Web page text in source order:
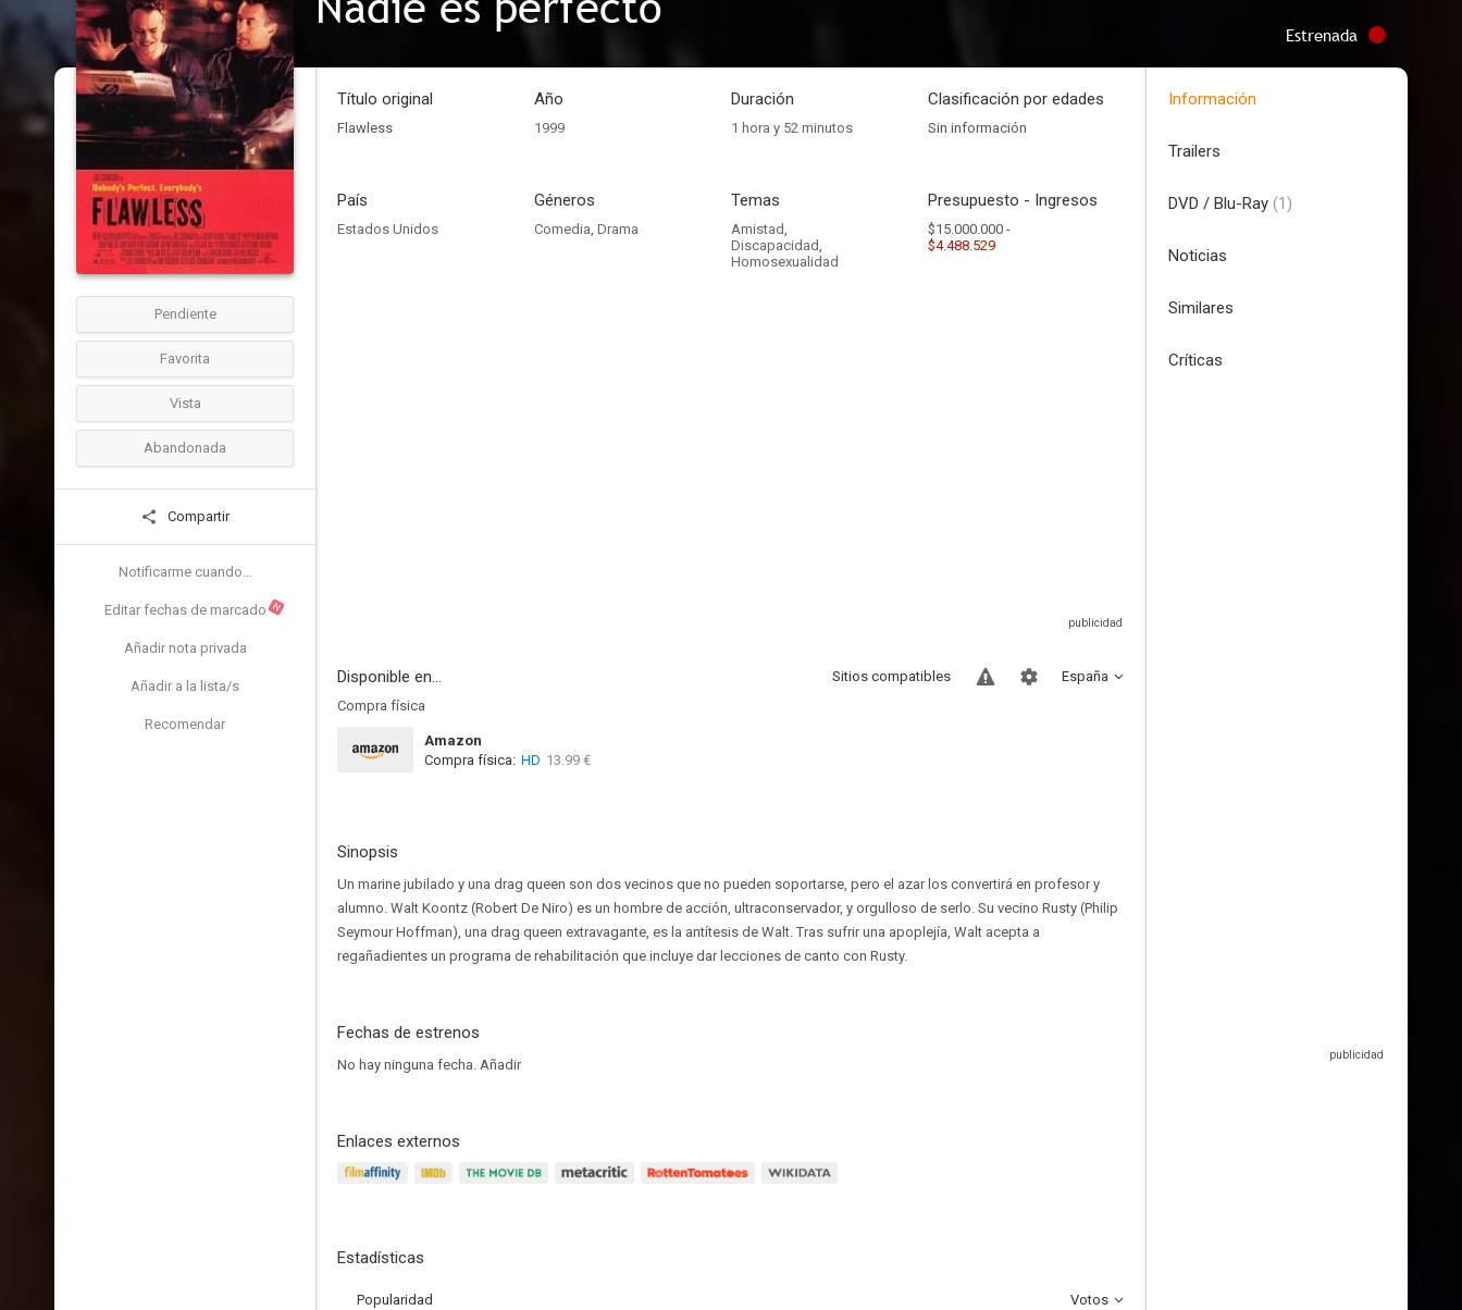
Estrenada
Pendiente
Favorita
Vista
Abandonada
Compartir
Notificarme cuando...
Editar fechas de marcado N
Añadir nota privada
Añadir a la lista/s
Recomendar
Título original
Flawless
Año
1999
Duración
1 hora y 52 minutos
Clasificación por edades
Sin información
País
Estados Unidos
Géneros
Comedia, Drama
Temas
Amistad,
Discapacidad,
Homosexualidad
Presupuesto - Ingresos
$15.000.000 -
$4.488.529
Disponible en... España
Sitios compatibles
Compra física
Amazon
Compra física: HD 13.99 €
Sinopsis
Un marine jubilado y una drag queen son dos vecinos que no pueden soportarse, pero el azar los convertirá en profesor y
alumno. Walt Koontz (Robert De Niro) es un hombre de acción, ultraconservador, y orgulloso de serlo. Su vecino Rusty (Philip
Seymour Hoffman), una drag queen extravagante, es la antítesis de Walt. Tras sufrir una apoplejía, Walt acepta a
regañadientes un programa de rehabilitación que incluye dar lecciones de canto con Rusty.
Fechas de estrenos
No hay ninguna fecha. Añadir
Enlaces externos
Estadísticas
Popularidad Votos
Información
Trailers
DVD / Blu-Ray (1)
Noticias
Similares
Críticas